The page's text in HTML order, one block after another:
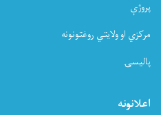
پروژې
مرکزي او ولایتي روغتونونه
پالیسۍ
اعلانونه